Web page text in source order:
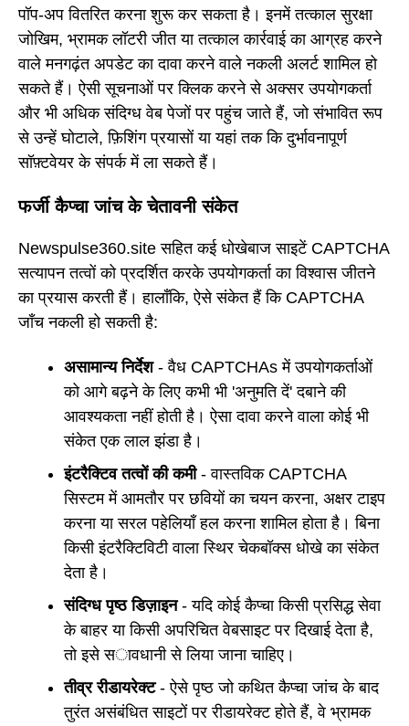
पॉप-अप वितरित करना शुरू कर सकता है। इनमें तत्काल सुरक्षा
जोखिम, भ्रामक लॉटरी जीत या तत्काल कार्रवाई का आग्रह करने
वाले मनगढ़ंत अपडेट का दावा करने वाले नकली अलर्ट शामिल हो
सकते हैं। ऐसी सूचनाओं पर क्लिक करने से अक्सर उपयोगकर्ता
और भी अधिक संदिग्ध वेब पेजों पर पहुंच जाते हैं, जो संभावित रूप
से उन्हें घोटाले, फ़िशिंग प्रयासों या यहां तक कि दुर्भावनापूर्ण
सॉफ़्टवेयर के संपर्क में ला सकते हैं।
फर्जी कैप्चा जांच के चेतावनी संकेत
Newspulse360.site सहित कई धोखेबाज साइटें CAPTCHA
सत्यापन तत्वों को प्रदर्शित करके उपयोगकर्ता का विश्वास जीतने
का प्रयास करती हैं। हालाँकि, ऐसे संकेत हैं कि CAPTCHA
जाँच नकली हो सकती है:
असामान्य निर्देश- वैध CAPTCHAs में उपयोगकर्ताओं
को आगे बढ़ने के लिए कभी भी 'अनुमति दें' दबाने की
आवश्यकता नहीं होती है। ऐसा दावा करने वाला कोई भी
संकेत एक लाल झंडा है।
इंटरैक्टिव तत्वों की कमी- वास्तविक CAPTCHA
सिस्टम में आमतौर पर छवियों का चयन करना, अक्षर टाइप
करना या सरल पहेलियाँ हल करना शामिल होता है। बिना
किसी इंटरैक्टिविटी वाला स्थिर चेकबॉक्स धोखे का संकेत
देता है।
संदिग्ध पृष्ठ डिज़ाइन- यदि कोई कैप्चा किसी प्रसिद्ध सेवा
के बाहर या किसी अपरिचित वेबसाइट पर दिखाई देता है,
तो इसे सावधानी से लिया जाना चाहिए।
तीव्र रीडायरेक्ट- ऐसे पृष्ठ जो कथित कैप्चा जांच के बाद
तुरंत असंबंधित साइटों पर रीडायरेक्ट होते हैं, वे भ्रामक